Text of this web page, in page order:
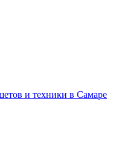
и техники в Самаре